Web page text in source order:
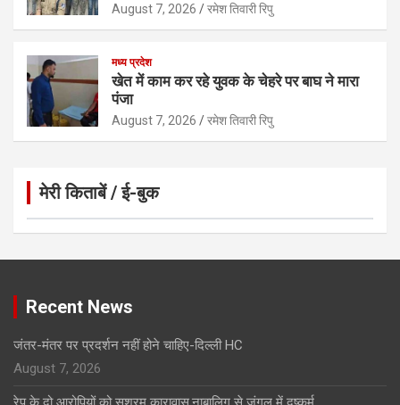
August 7, 2026 रमेश तिवारी रिपु
मध्य प्रदेश
खेत में काम कर रहे युवक के चेहरे पर बाघ ने मारा
पंजा
August 7, 2026 रमेश तिवारी रिपु
मेरी किताबें / ई-बुक
Click to Open Page
Recent News
जंतर-मंतर पर प्रदर्शन नहीं होने चाहिए-दिल्ली HC
August 7, 2026